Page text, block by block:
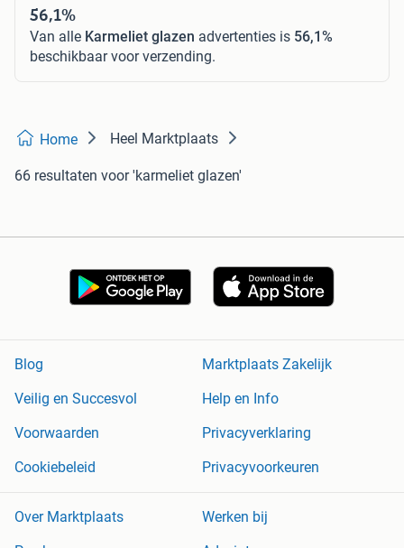
56,1%
Van alle Karmeliet glazen advertenties is 56,1%
beschikbaar voor verzending.
Home Heel Marktplaats
66 resultaten voor 'karmeliet glazen'
Blog
Marktplaats Zakelijk
Veilig en Succesvol
Help en Info
Voorwaarden
Privacyverklaring
Cookiebeleid
Privacyvoorkeuren
Over Marktplaats
Werken bij